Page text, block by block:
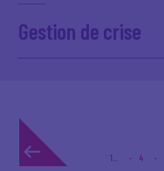
Gestion de crise
1... 4